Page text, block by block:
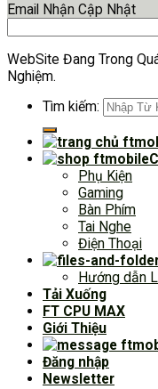
Email Nhận Cập Nhật
WebSite Đang Trong
Nghiệm.
Tìm kiếm:
Phụ Kiện
Gaming
Bàn Phím
Tai Nghe
Điện Thoại
Hướng dẫn
Tải Xuống
FT CPU MAX
Giới Thiệu
Đăng nhập
Newsletter